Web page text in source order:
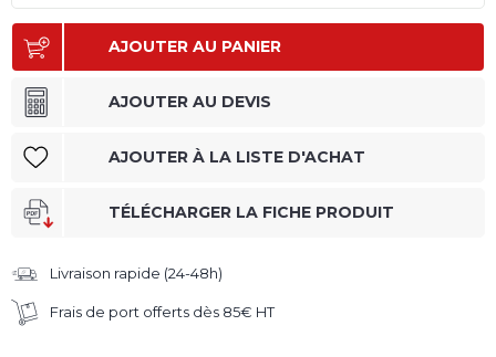
AJOUTER AU PANIER
AJOUTER AU DEVIS
AJOUTER À LA LISTE D'ACHAT
TÉLÉCHARGER LA FICHE PRODUIT
Livraison rapide (24-48h)
Frais de port offerts dès 85€ HT